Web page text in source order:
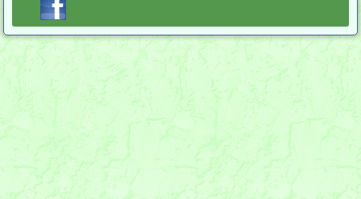
Joomla template created with Artisteer.